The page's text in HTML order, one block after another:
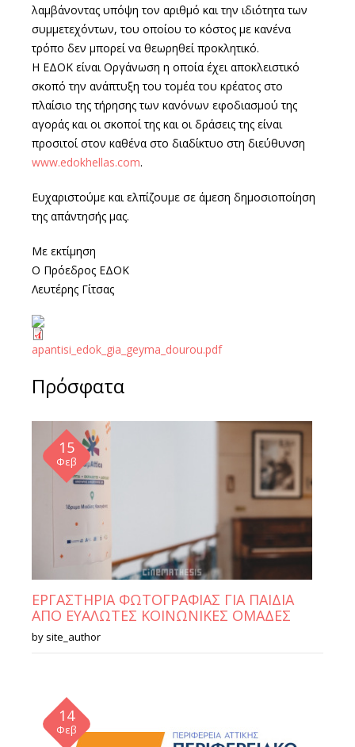
λαμβάνοντας υπόψη τον αριθμό και την ιδιότητα των
συμμετεχόντων, του οποίου το κόστος με κανένα
τρόπο δεν μπορεί να θεωρηθεί προκλητικό.
Η ΕΔΟΚ είναι Οργάνωση η οποία έχει αποκλειστικό
σκοπό την ανάπτυξη του τομέα του κρέατος στο
πλαίσιο της τήρησης των κανόνων εφοδιασμού της
αγοράς και οι σκοποί της και οι δράσεις της είναι
προσιτοί στον καθένα στο διαδίκτυο στη διεύθυνση
www.edokhellas.com.
Ευχαριστούμε και ελπίζουμε σε άμεση δημοσιοποίηση
της απάντησής μας.
Με εκτίμηση
Ο Πρόεδρος ΕΔΟΚ
Λευτέρης Γίτσας
apantisi_edok_gia_geyma_dourou.pdf
Πρόσφατα
15
Φεβ
ΕΡΓΑΣΤΗΡΙΑ ΦΩΤΟΓΡΑΦΙΑΣ ΓΙΑ ΠΑΙΔΙΑ
ΑΠΟ ΕΥΑΛΩΤΕΣ ΚΟΙΝΩΝΙΚΕΣ ΟΜΑΔΕΣ
by site_author
14
Φεβ